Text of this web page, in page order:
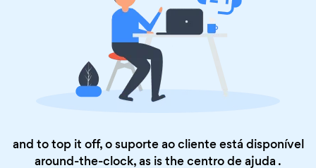
and to top it off, o suporte ao cliente está disponível
around-the-clock, as is thecentro de ajuda .